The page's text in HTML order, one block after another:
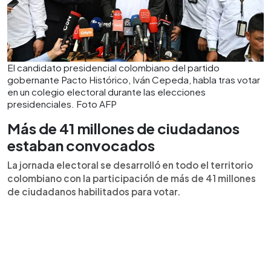
El candidato presidencial colombiano del partido
gobernante Pacto Histórico, Iván Cepeda, habla tras votar
en un colegio electoral durante las elecciones
presidenciales. Foto AFP
Más de 41 millones de ciudadanos
estaban convocados
La jornada electoral se desarrolló en todo el territorio
colombiano con la participación de más de 41 millones
de ciudadanos habilitados para votar.